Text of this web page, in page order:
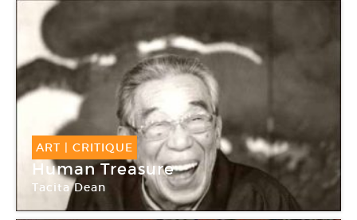
ART | CRITIQUE
Human Treasure
Tacita Dean
Galerie Marian Goodman